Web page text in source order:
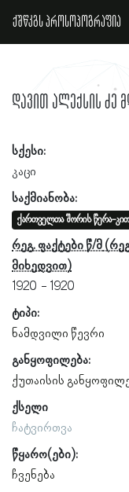
ქშწკგს პროსოპოგრაფია
დავით ალექსის ძე
სქესი:
კაცი
საქმიანობა:
ქართველთა შორის წერა-
რეგ. ფაქტები წ/მ
1920
1920
ტიპი:
ნამდვილი წევრი
განყოფილება:
ქუთაისის
ქსელი
ჩატვირთვა
წყარო(ები):
ჩვენება